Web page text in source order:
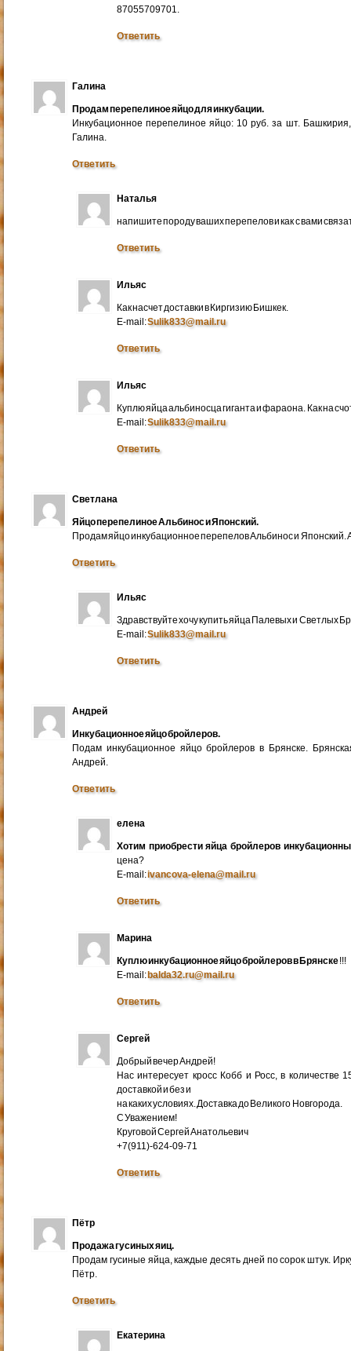
87055709701.
Ответить
Галина
Продам перепелиное яйцо для инкубации.
Инкубационное перепелиное яйцо: 10 руб. за шт.
Галина.
Ответить
Наталья
напишите породу ваших перепелов и как с вами
Ответить
Ильяс
Как насчет доставки в Киргизию Бишкек.
E-mail:Sulik833@mail.ru
Ответить
Ильяс
Куплю яйца альбиносца гиганта и фараона. Как на
E-mail:Sulik833@mail.ru
Ответить
Светлана
Яйцо перепелиное Альбинос и Японский.
Продам яйцо инкубационное перепелов Альбинос и
Ответить
Ильяс
Здравствуйте хочу купить яйца Палевых и Светлых
E-mail:Sulik833@mail.ru
Ответить
Андрей
Инкубационное яйцо бройлеров.
Подам инкубационное яйцо бройлеров в Брянске.
Андрей.
Ответить
елена
Хотим приобрести яйца бройлеров
цена?
E-mail:ivancova-elena@mail.ru
Ответить
Марина
Куплю инкубационное яйцо бройлеров в Брянске!!!
E-mail:balda32.ru@mail.ru
Ответить
Сергей
Добрый вечер Андрей!
Нас интересует кросс Кобб и Росс, в количестве
доставкой и без и
на каких условиях. Доставка до Великого Новгорода.
С Уважением!
Круговой Сергей Анатольевич
+7(911)-624-09-71
Ответить
Пётр
Продажа гусиных яиц.
Продам гусиные яйца, каждые десять дней по сорок штук.
Пётр.
Ответить
Екатерина